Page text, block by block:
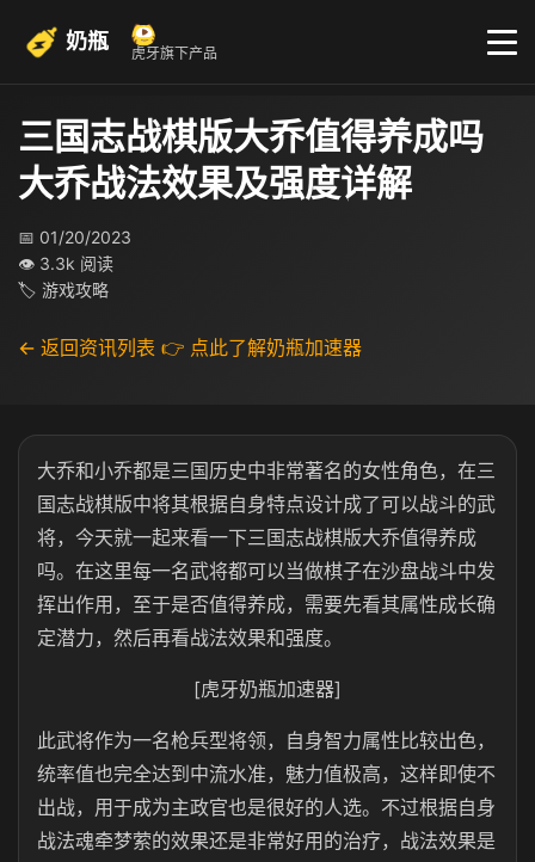
奶瓶 虎牙旗下产品
三国志战棋版大乔值得养成吗
大乔战法效果及强度详解
📅 01/20/2023
👁 3.3k 阅读
🏷 游戏攻略
← 返回资讯列表 👉 点此了解奶瓶加速器
大乔和小乔都是三国历史中非常著名的女性角色，在三
国志战棋版中将其根据自身特点设计成了可以战斗的武
将，今天就一起来看一下三国志战棋版大乔值得养成
吗。在这里每一名武将都可以当做棋子在沙盘战斗中发
挥出作用，至于是否值得养成，需要先看其属性成长确
定潜力，然后再看战法效果和强度。
[虎牙奶瓶加速器]
此武将作为一名枪兵型将领，自身智力属性比较出色，
统率值也完全达到中流水准，魅力值极高，这样即使不
出战，用于成为主政官也是很好的人选。不过根据自身
战法魂牵梦萦的效果还是非常好用的治疗，战法效果是